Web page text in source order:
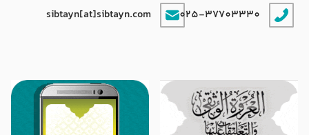
025-37703330
sibtayn[at]sibtayn.com